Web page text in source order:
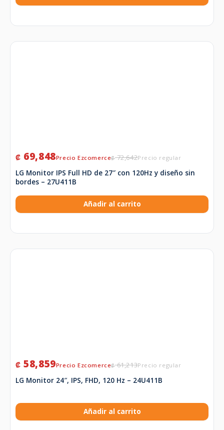
₡72,642
₡ 69,848
LG Monitor IPS Full HD de 27″ con 120Hz y diseño sin
bordes – 27U411B
Añadir al carrito
₡61,213
₡ 58,859
LG Monitor 24″, IPS, FHD, 120 Hz – 24U411B
Añadir al carrito